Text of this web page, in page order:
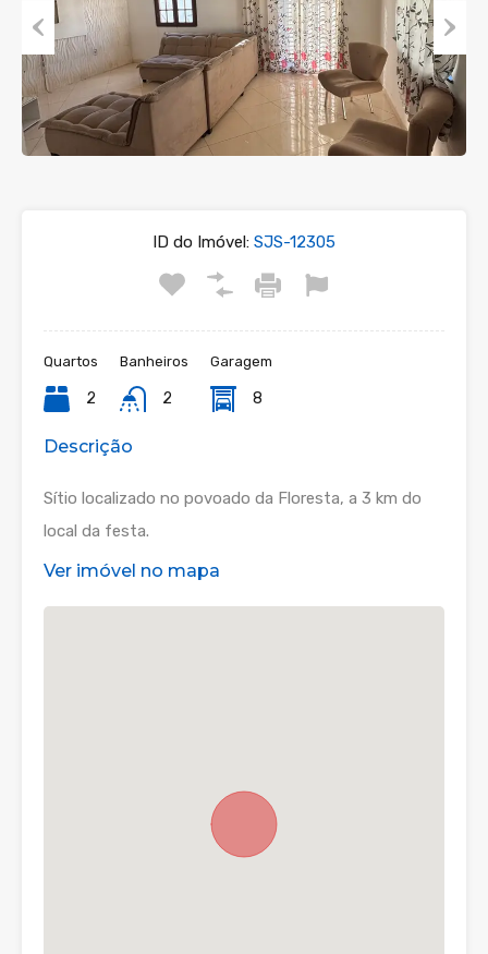
Previous Next
ID do Imóvel: SJS-12305
Quartos
2
Banheiros
2
Garagem
8
Descrição
Sítio localizado no povoado da Floresta, a 3 km do
local da festa.
Ver imóvel no mapa